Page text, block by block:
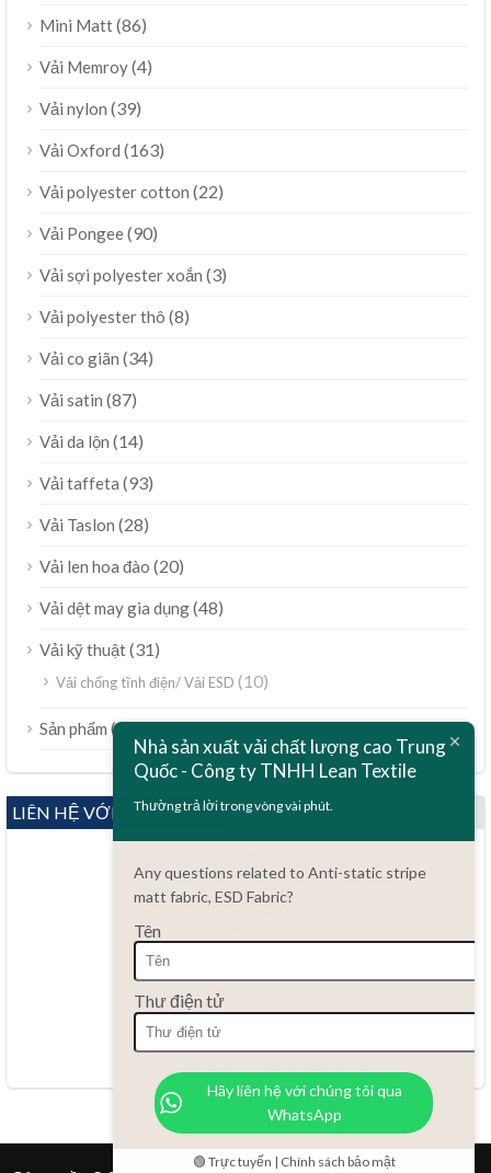
Mini Matt(86)
Vải Memroy(4)
Vải nylon (39)
Vải Oxford (163)
Vải polyester cotton (22)
Vải Pongee(90)
Vải sợi polyester xoắn (3)
Vải polyester thô (8)
Vải co giãn (34)
Vải satin (87)
Vải da lộn (14)
Vải taffeta (93)
Vải Taslon (28)
Vải len hoa đào (20)
Vải dệt may gia dụng(48)
Vải kỹ thuật(31)
Vải chống tĩnh điện/ Vải ESD (10)
Sản phẩm (189)
LIÊN HỆ VỚI CHÚNG TÔI
Có câu hỏi nào không?
86.15051486055
haiming@leantex.com
24 giờ mỗi ngày, 7 ngày mỗi tuần
Nhà sản xuất vải chất lượng cao Trung
Quốc - Công ty TNHH Lean Textile
Thường trả lời trong vòng vài phút.
Any questions related to Anti-static stripe
matt fabric, ESD Fabric?
Tên
Thư điện tử
Hãy liên hệ với chúng tôi qua
WhatsApp
🟢 Trực tuyến | Chính sách bảo mật
Français
Italiano
Español
Português do Brasil
Русский
Türkçe
Bahasa Indonesia
Polski
Bahasa Melayu
ไทย